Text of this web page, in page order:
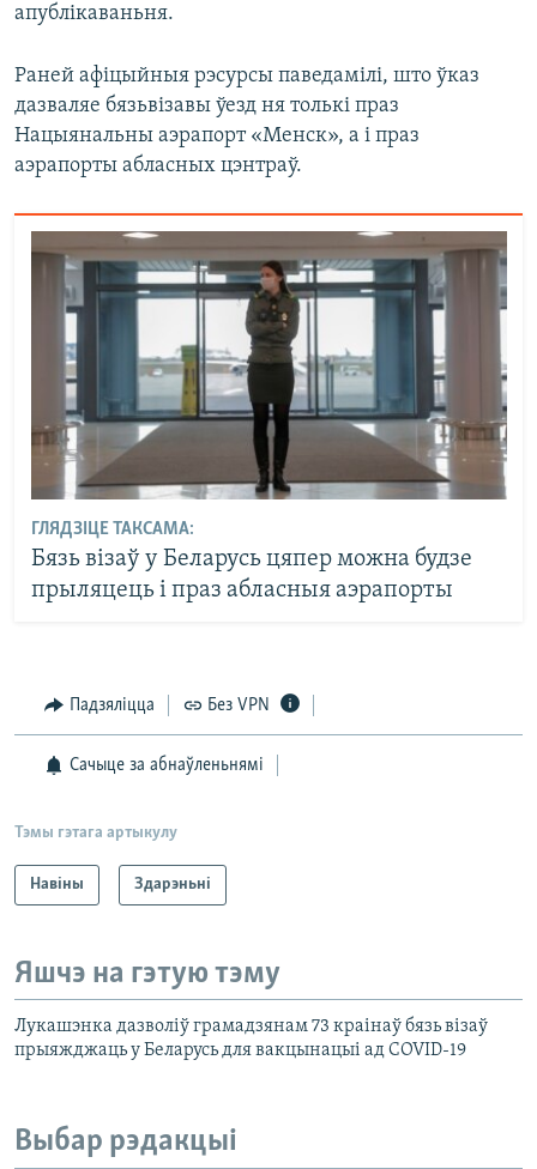
апублікаваньня.
Раней афіцыйныя рэсурсы паведамілі, што ўказ
дазваляе бязьвізавы ўезд ня толькі праз
Нацыянальны аэрапорт «Менск», а і праз
аэрапорты абласных цэнтраў.
ГЛЯДЗІЦЕ ТАКСАМА:
Бязь візаў у Беларусь цяпер можна будзе
прыляцець і праз абласныя аэрапорты
Падзяліцца Без VPN
Сачыце за абнаўленьнямі
Тэмы гэтага артыкулу
Навіны Здарэньні
Яшчэ на гэтую тэму
Лукашэнка дазволіў грамадзянам 73 краінаў бязь візаў
прыяжджаць у Беларусь для вакцынацыі ад COVID-19
Выбар рэдакцыі